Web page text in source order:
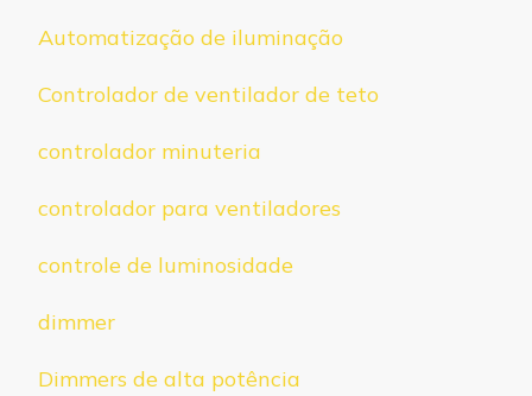
Automatização de iluminação
Controlador de ventilador de teto
controlador minuteria
controlador para ventiladores
controle de luminosidade
dimmer
Dimmers de alta potência